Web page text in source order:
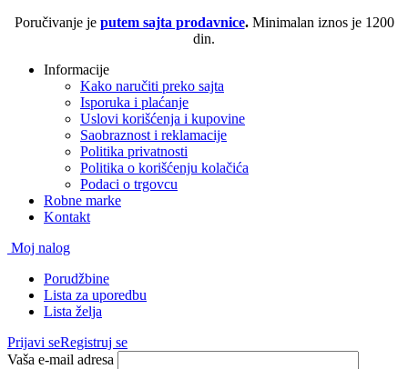
Poručivanje je putem sajta prodavnice. Minimalan iznos je 1200
din.
Informacije
Kako naručiti preko sajta
Isporuka i plaćanje
Uslovi korišćenja i kupovine
Saobraznost i reklamacije
Politika privatnosti
Politika o korišćenju kolačića
Podaci o trgovcu
Robne marke
Kontakt
Moj nalog
Porudžbine
Lista za uporedbu
Lista želja
Prijavi seRegistruj se
Vaša e-mail adresa